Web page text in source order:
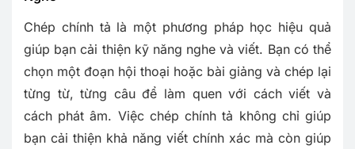
Chép chính tả là một phương pháp học hiệu quả
giúp bạn cải thiện kỹ năng nghe và viết. Bạn có thể
chọn một đoạn hội thoại hoặc bài giảng và chép lại
từng từ, từng câu để làm quen với cách viết và
cách phát âm. Việc chép chính tả không chỉ giúp
bạn cải thiện khả năng viết chính xác mà còn giúp